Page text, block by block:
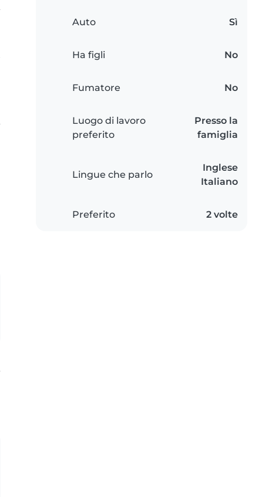
Auto Sì
Ha figli No
Fumatore No
Luogo di lavoro
preferito
Presso la
famiglia
Lingue che parlo
Inglese
Italiano
Preferito 2 volte